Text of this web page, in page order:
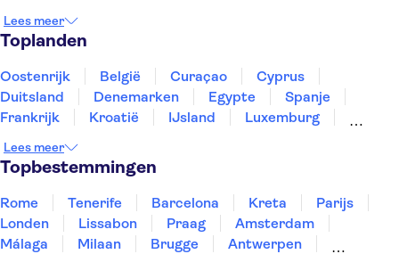
Grote Markt Antwerp
Cathedral of Our Lady Antwerp
Meir Palace
Grote Markt van Brussel
Atomium
Groeninge Museum
Lees meer
Toplanden
Oostenrijk België Curaçao
Cyprus
Duitsland
Denemarken Egypte
Spanje
Frankrijk
Kroatië IJsland
Luxemburg
Slovenië
Thailand
Lees meer
Topbestemmingen
Rome Tenerife Barcelona Kreta
Parijs
Londen
Lissabon Praag
Amsterdam
Málaga
Milaan Brugge
Antwerpen